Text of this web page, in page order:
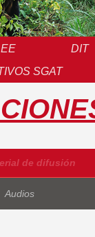
EE
DIT
SGAT
Audios
de difusión